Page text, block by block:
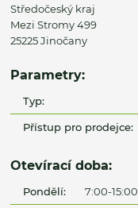
Středočeský kraj
Mezi Stromy 499
25225 Jinočany
Parametry:
Typ:
Přístup pro prodejce:
Otevírací doba:
Pondělí: 7:00-15:00